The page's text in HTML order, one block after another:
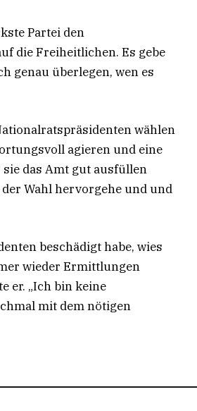
Partei den
die Freiheitlichen. Es gebe
genau überlegen, wen es
wählen
agieren und eine
das Amt gut ausfüllen
der Wahl hervorgehe und und
beschädigt habe, wies
wieder Ermittlungen
er. „Ich bin keine
mit dem nötigen